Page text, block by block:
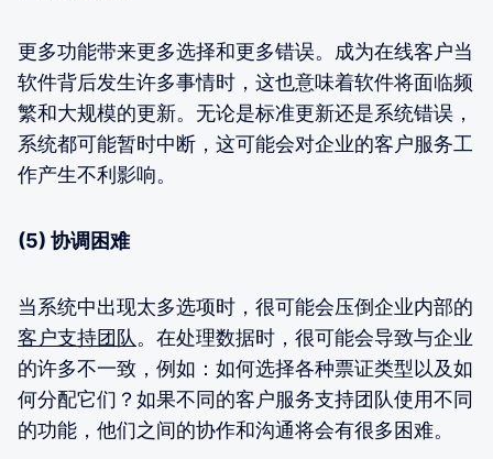
更多功能带来更多选择和更多错误。成为在线客户当
软件背后发生许多事情时，这也意味着软件将面临频
繁和大规模的更新。无论是标准更新还是系统错误，
系统都可能暂时中断，这可能会对企业的客户服务工
作产生不利影响。
(5) 协调困难
当系统中出现太多选项时，很可能会压倒企业内部的
客户支持团队 。在处理数据时，很可能会导致与企业
的许多不一致，例如：如何选择各种票证类型以及如
何分配它们？如果不同的客户服务支持团队使用不同
的功能，他们之间的协作和沟通将会有很多困难。